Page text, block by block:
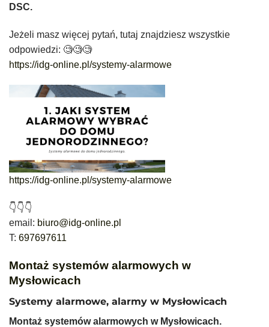
DSC.
Jeżeli masz więcej pytań, tutaj znajdziesz wszystkie
odpowiedzi: 🧐🧐🧐
https://idg-online.pl/systemy-alarmowe
https://idg-online.pl/systemy-alarmowe
👇👇👇
email: biuro@idg-online.pl
T: 697697611
Montaż systemów alarmowych w
Mysłowicach
Systemy alarmowe, alarmy w Mysłowicach
Montaż systemów alarmowych w Mysłowicach.